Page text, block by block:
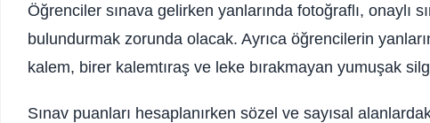
Öğrenciler sınava gelirken yanlarında fotoğraflı, onaylı
bulundurmak zorunda olacak. Ayrıca öğrencilerin
kalem, birer kalemtıraş ve leke bırakmayan yumuşak
Sınav puanları hesaplanırken sözel ve sayısal